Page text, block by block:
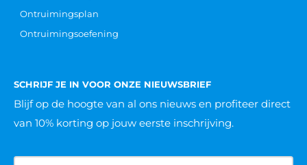
Ontruimingsplan
Ontruimingsoefening
SCHRIJF JE IN VOOR ONZE NIEUWSBRIEF
Blijf op de hoogte van al ons nieuws en profiteer direct
van 10% korting op jouw eerste inschrijving.